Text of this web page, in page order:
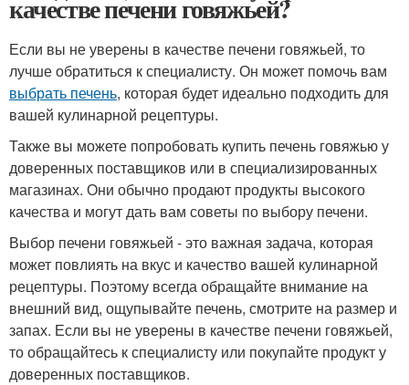
качестве печени говяжьей?
Если вы не уверены в качестве печени говяжьей, то
лучше обратиться к специалисту. Он может помочь вам
выбрать печень, которая будет идеально подходить для
вашей кулинарной рецептуры.
Также вы можете попробовать купить печень говяжью у
доверенных поставщиков или в специализированных
магазинах. Они обычно продают продукты высокого
качества и могут дать вам советы по выбору печени.
Выбор печени говяжьей - это важная задача, которая
может повлиять на вкус и качество вашей кулинарной
рецептуры. Поэтому всегда обращайте внимание на
внешний вид, ощупывайте печень, смотрите на размер и
запах. Если вы не уверены в качестве печени говяжьей,
то обращайтесь к специалисту или покупайте продукт у
доверенных поставщиков.